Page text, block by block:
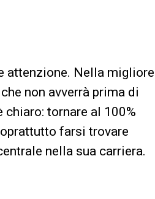
attenzione. Nella migliore
non avverrà prima di
chiaro: tornare al 100%
farsi trovare
nella sua carriera.